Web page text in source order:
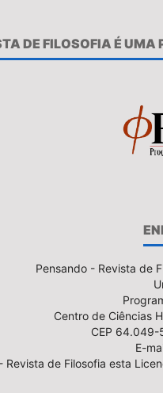
DE FILOSOFIA É
Pensando - Revista de
Centro de Ciências
CEP 64.049-
E-
Revista de Filosofia esta